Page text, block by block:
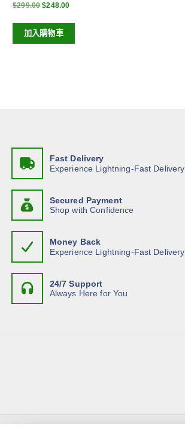
$299.00 $248.00
加入購物車
Fast Delivery
Experience Lightning-Fast Delivery
Secured Payment
Shop with Confidence
Money Back
Experience Lightning-Fast Delivery
24/7 Support
Always Here for You